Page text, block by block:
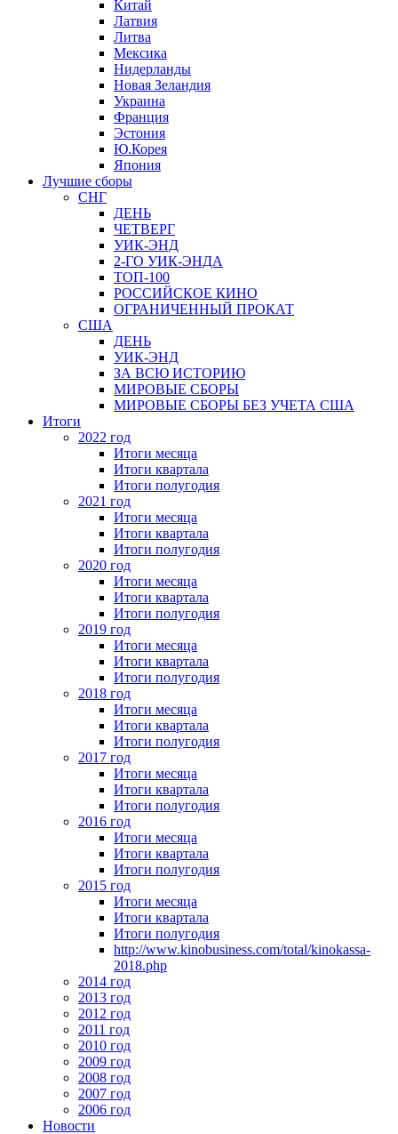
Китай
Латвия
Литва
Мексика
Нидерланды
Новая Зеландия
Украина
Франция
Эстония
Ю.Корея
Япония
Лучшие сборы
СНГ
ДЕНЬ
ЧЕТВЕРГ
УИК-ЭНД
2-ГО УИК-ЭНДА
ТОП-100
РОССИЙСКОЕ КИНО
ОГРАНИЧЕННЫЙ ПРОКАТ
США
ДЕНЬ
УИК-ЭНД
ЗА ВСЮ ИСТОРИЮ
МИРОВЫЕ СБОРЫ
МИРОВЫЕ СБОРЫ БЕЗ УЧЕТА США
Итоги
2022 год
Итоги месяца
Итоги квартала
Итоги полугодия
2021 год
Итоги месяца
Итоги квартала
Итоги полугодия
2020 год
Итоги месяца
Итоги квартала
Итоги полугодия
2019 год
Итоги месяца
Итоги квартала
Итоги полугодия
2018 год
Итоги месяца
Итоги квартала
Итоги полугодия
2017 год
Итоги месяца
Итоги квартала
Итоги полугодия
2016 год
Итоги месяца
Итоги квартала
Итоги полугодия
2015 год
Итоги месяца
Итоги квартала
Итоги полугодия
http://www.kinobusiness.com/total/kinokassa-
2018.php
2014 год
2013 год
2012 год
2011 год
2010 год
2009 год
2008 год
2007 год
2006 год
Новости